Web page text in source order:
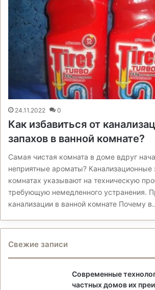
24.11.2022 0
Как избавиться от
запахов в ванной комнате?
Самая чистая комната в доме вдруг
неприятные ароматы? Канализационные
комнатах указывают на техническую
требующую немедленного устранения.
канализации в ванной комнате Почему
Свежие записи
Современные
частных домов их